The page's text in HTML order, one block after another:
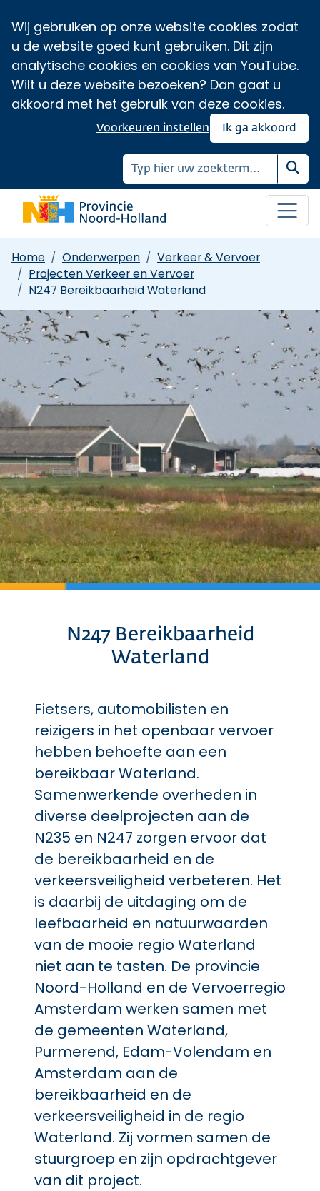
Wij gebruiken op onze website cookies zodat
u de website goed kunt gebruiken. Dit zijn
analytische cookies en cookies van YouTube.
Wilt u deze website bezoeken? Dan gaat u
akkoord met het gebruik van deze cookies.
Ik ga akkoord
Voorkeuren instellen
Home Onderwerpen
Verkeer & Vervoer
Projecten Verkeer en Vervoer
N247 Bereikbaarheid Waterland
N247 Bereikbaarheid
Waterland
Fietsers, automobilisten en
reizigers in het openbaar vervoer
hebben behoefte aan een
bereikbaar Waterland.
Samenwerkende overheden in
diverse deelprojecten aan de
N235 en N247 zorgen ervoor dat
de bereikbaarheid en de
verkeersveiligheid verbeteren. Het
is daarbij de uitdaging om de
leefbaarheid en natuurwaarden
van de mooie regio Waterland
niet aan te tasten. De provincie
Noord-Holland en de Vervoerregio
Amsterdam werken samen met
de gemeenten Waterland,
Purmerend, Edam-Volendam en
Amsterdam aan de
bereikbaarheid en de
verkeersveiligheid in de regio
Waterland. Zij vormen samen de
stuurgroep en zijn opdrachtgever
van dit project.